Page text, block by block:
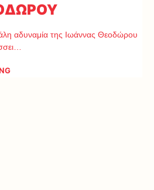
αδυναμία της Ιωάννας Θεοδώρου